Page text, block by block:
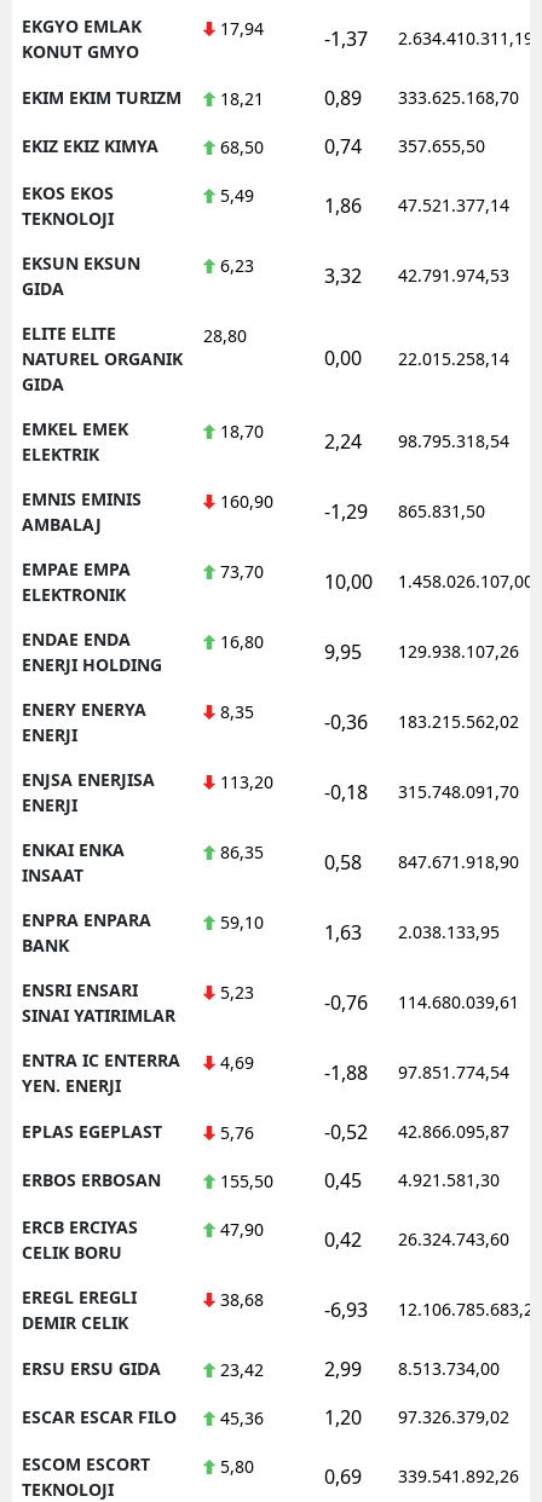
EKGYO EMLAK
KONUT GMYO
17,94 -1,37 2.634.410.311,19
EKIM EKIM TURIZM 18,21 0,89 333.625.168,70
EKIZ EKIZ KIMYA 68,50 0,74 357.655,50
EKOS EKOS
TEKNOLOJI
5,49 1,86 47.521.377,14
EKSUN EKSUN
GIDA
6,23 3,32 42.791.974,53
ELITE ELITE
NATUREL ORGANIK
GIDA
28,80
0,00 22.015.258,14
EMKEL EMEK
ELEKTRIK
18,70 2,24 98.795.318,54
EMNIS EMINIS
AMBALAJ
160,90 -1,29 865.831,50
EMPAE EMPA
ELEKTRONIK
73,70 10,00 1.458.026.107,00
ENDAE ENDA
ENERJI HOLDING
16,80 9,95 129.938.107,26
ENERY ENERYA
ENERJI
8,35 -0,36 183.215.562,02
ENJSA ENERJISA
ENERJI
113,20 -0,18 315.748.091,70
ENKAI ENKA
INSAAT
86,35 0,58 847.671.918,90
ENPRA ENPARA
BANK
59,10 1,63 2.038.133,95
ENSRI ENSARI
SINAI YATIRIMLAR
5,23 -0,76 114.680.039,61
ENTRA IC ENTERRA
YEN. ENERJI
4,69 -1,88 97.851.774,54
EPLAS EGEPLAST 5,76 -0,52 42.866.095,87
ERBOS ERBOSAN 155,50 0,45 4.921.581,30
ERCB ERCIYAS
CELIK BORU
47,90 0,42 26.324.743,60
EREGL EREGLI
DEMIR CELIK
38,68 -6,93 12.106.785.683,20
ERSU ERSU GIDA 23,42 2,99 8.513.734,00
ESCAR ESCAR FILO 45,36 1,20 97.326.379,02
ESCOM ESCORT
TEKNOLOJI
5,80 0,69 339.541.892,26